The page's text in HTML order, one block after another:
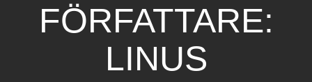
FÖRFATTARE:
LINUS